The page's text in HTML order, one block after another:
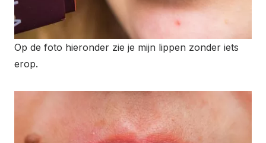
Op de foto hieronder zie je mijn lippen zonder iets
erop.